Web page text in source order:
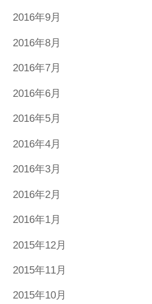
2016年9月
2016年8月
2016年7月
2016年6月
2016年5月
2016年4月
2016年3月
2016年2月
2016年1月
2015年12月
2015年11月
2015年10月